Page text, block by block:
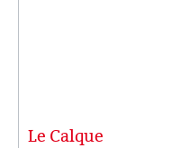
Le Calque